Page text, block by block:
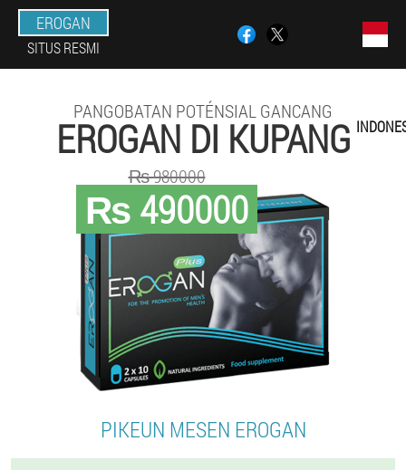
EROGAN
SITUS RESMI
PANGOBATAN POTÉNSIAL GANCANG
EROGAN DI KUPANG
₨ 490000
₨ 980000
PIKEUN MESEN EROGAN